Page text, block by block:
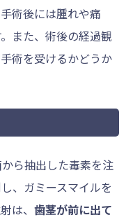
術後には腫れや痛
また、術後の経過観
術を受けるかどうか
ら抽出した毒素を注
、ガミースマイルを
は、 歯茎が前に出て